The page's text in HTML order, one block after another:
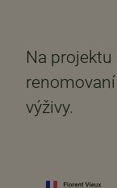
Na
výživy.